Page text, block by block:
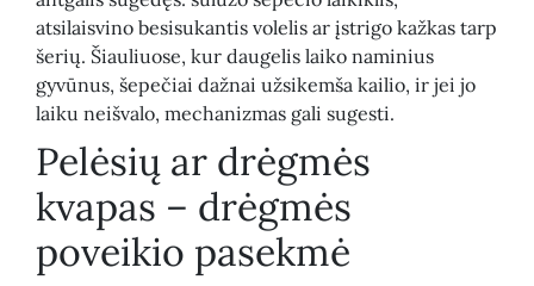
atsilaisvino besisukantis volelis ar įstrigo kažkas tarp
šerių. Šiauliuose, kur daugelis laiko naminius
gyvūnus, šepečiai dažnai užsikemša kailio, ir jei jo
laiku neišvalo, mechanizmas gali sugesti.
Pelėsių ar drėgmės
kvapas – drėgmės
poveikio pasekmė